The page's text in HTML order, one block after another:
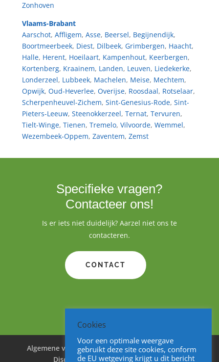
Zonhoven
Vlaams-Brabant
Aarschot, Affligem, Asse, Beersel, Begijnendijk,
Boortmeerbeek, Diest, Dilbeek, Grimbergen, Haacht,
Halle, Herent, Hoeilaart, Kampenhout, Keerbergen,
Kortenberg, Kraainem, Landen, Leuven, Liedekerke,
Londerzeel, Lubbeek, Machelen, Meise, Mechtem,
Opwijk, Oud-Heverlee, Overijse, Roosdaal, Rotselaar,
Scherpenheuvel-Zichem, Sint-Genesius-Rode, Sint-
Pieters-Leeuw, Steenokkerzeel, Ternat, Tervuren,
Tielt-Winge, Tienen, Tremelo, Vilvoorde, Wemmel,
Wezembeek-Oppem, Zaventem, Zemst
Specifieke vragen?
Contacteer ons!
Is er iets niet duidelijk? Aarzel niet ons te
contacteren.
CONTACT
Algemene voorwaarden Cookies
Privacy
Disclaimer
Sitemap V&A
Cookies
Voor een optimale weergave
gebruikt deze site cookies, conform
de EU wetgeving krijgt u dit bericht